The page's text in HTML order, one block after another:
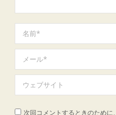
名前 *
メール *
ウェブサイト
次回コメントするときのため